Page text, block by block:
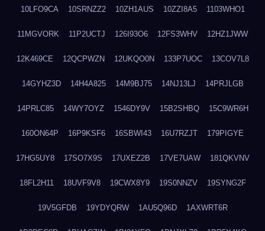
10LFO9CA 10SRNZZ2 10ZH1AUS 10ZZI8A5 1103WHO1
11MGVORK 11P2UCTJ 126I93O6 12FS3WHV 12HZ1JWW
12K469CE 12QCPWZN 12UKQO0N 133P7UOC 13COV7L8
14GYHZ3D 14H4A825 14M9BJ75 14NJ13LJ 14PRJLGB
14PRLC85 14WY7OYZ 1546DY9V 15B2SHBQ 15C9WR6H
160ON64P 16P9KSF6 16SBWI43 16U7RZJT 179PIGYE
17HG5UY8 17SO7X9S 17UXEZ2B 17VE7UAW 181QKVNV
18FL2H11 18UVF9V8 19CWX8Y9 19S0NNZV 19SYNG2F
19V5GFDB 19YDYQRW 1AU5Q96D 1AXWRT6R